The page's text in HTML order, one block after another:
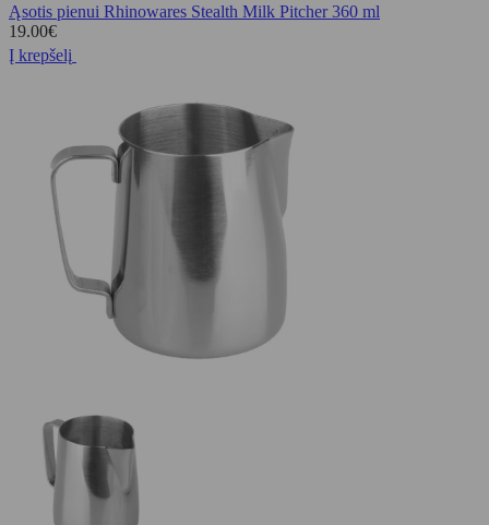
Ąsotis pienui Rhinowares Stealth Milk Pitcher 360 ml
19.00€
Į krepšelį